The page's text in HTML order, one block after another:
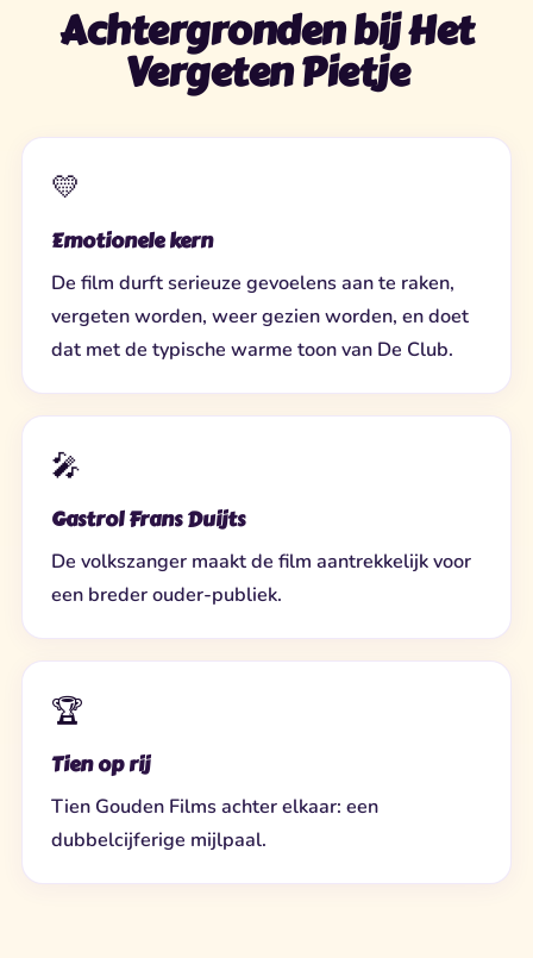
Achtergronden bij Het
Vergeten Pietje
💛
Emotionele kern
De film durft serieuze gevoelens aan te raken,
vergeten worden, weer gezien worden, en doet
dat met de typische warme toon van De Club.
🎤
Gastrol Frans Duijts
De volkszanger maakt de film aantrekkelijk voor
een breder ouder-publiek.
🏆
Tien op rij
Tien Gouden Films achter elkaar: een
dubbelcijferige mijlpaal.